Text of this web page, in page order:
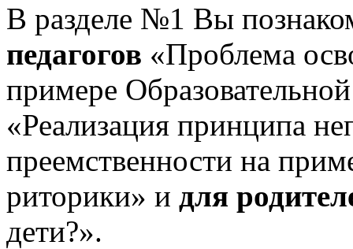
В разделе №1 Вы
педагогов «Проблема
примере
«Реализация принципа
преемственности на
риторики» и для
дети?».